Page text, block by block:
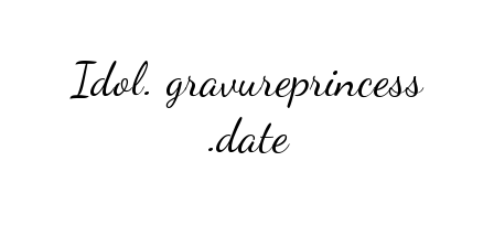
Idol. gravureprincess
.date